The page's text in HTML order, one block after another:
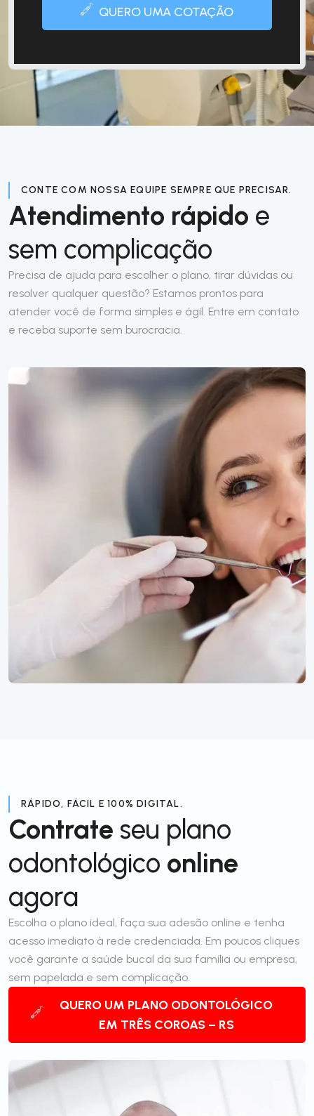
QUERO UMA COTAÇÃO
CONTE COM NOSSA EQUIPE SEMPRE QUE PRECISAR.
Atendimento rápido e
sem complicação
Precisa de ajuda para escolher o plano, tirar dúvidas ou
resolver qualquer questão? Estamos prontos para
atender você de forma simples e ágil. Entre em contato
e receba suporte sem burocracia.
RÁPIDO, FÁCIL E 100% DIGITAL.
Contrate seu plano
odontológico online
agora
Escolha o plano ideal, faça sua adesão online e tenha
acesso imediato à rede credenciada. Em poucos cliques
você garante a saúde bucal da sua família ou empresa,
sem papelada e sem complicação.
QUERO UM PLANO ODONTOLÓGICO
EM TRÊS COROAS – RS